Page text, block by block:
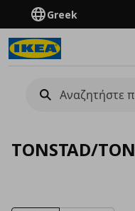
Greek
TONSTAD/